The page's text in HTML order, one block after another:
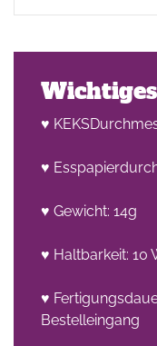
♥
♥
♥ Gewicht: 14g
♥ Haltbarkeit: 10
♥
Bestelleingang